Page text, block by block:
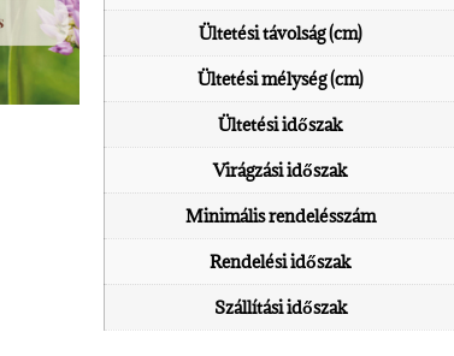
Ültetési távolság (cm)
Ültetési mélység (cm)
Ültetési időszak
Virágzási időszak
Minimális rendelésszám
Rendelési időszak
Szállítási időszak